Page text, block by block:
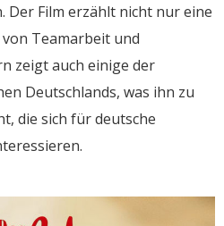
Der Film erzählt nicht nur eine
Teamarbeit und
zeigt auch einige der
Deutschlands, was ihn zu
die sich für deutsche